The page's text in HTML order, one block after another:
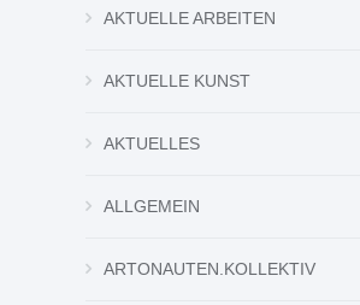
AKTUELLE ARBEITEN
AKTUELLE KUNST
AKTUELLES
ALLGEMEIN
ARTONAUTEN.KOLLEKTIV